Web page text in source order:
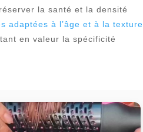
la santé et la densité
adaptées à l’âge et à la texture
en valeur la spécificité